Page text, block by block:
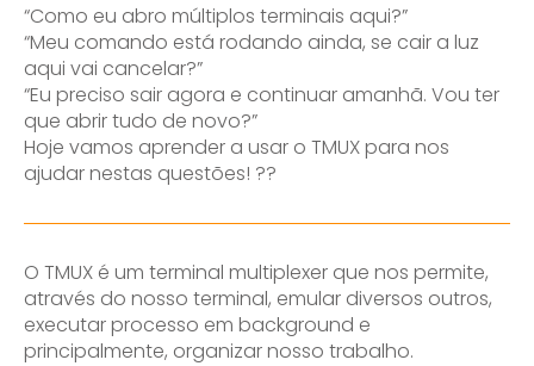
“Como eu abro múltiplos terminais aqui?”
“Meu comando está rodando ainda, se cair a luz
aqui vai cancelar?”
“Eu preciso sair agora e continuar amanhã. Vou ter
que abrir tudo de novo?”
Hoje vamos aprender a usar o TMUX para nos
ajudar nestas questões! ?‍?
O TMUX é um terminal multiplexer que nos permite,
através do nosso terminal, emular diversos outros,
executar processo em background e
principalmente, organizar nosso trabalho.